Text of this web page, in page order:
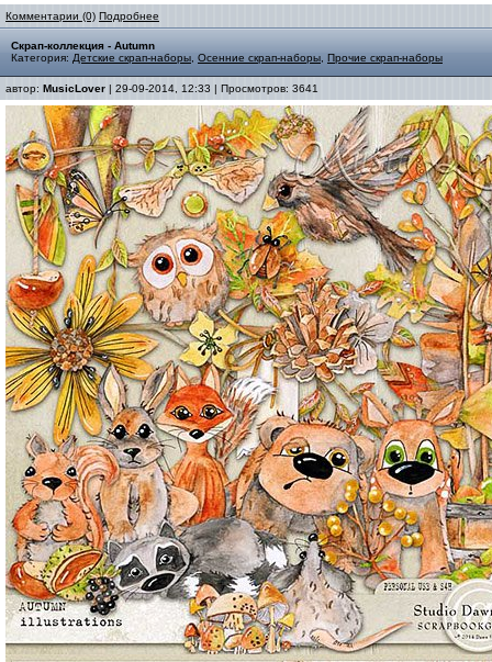
Комментарии (0) Подробнее
Скрап-коллекция - Autumn
Категория: Детские скрап-наборы Осенние скрап-наборы Прочие скрап-наборы
автор: MusicLover | 29-09-2014, 12:33 | Просмотров: 3641